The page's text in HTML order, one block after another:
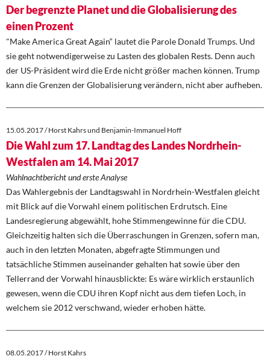
Der begrenzte Planet und die Globalisierung des
einen Prozent
"Make America Great Again“ lautet die Parole Donald Trumps. Und
sie geht notwendigerweise zu Lasten des globalen Rests. Denn auch
der US-Präsident wird die Erde nicht größer machen können. Trump
kann die Grenzen der Globalisierung verändern, nicht aber aufheben.
15.05.2017 / Horst Kahrs und Benjamin-Immanuel Hoff
Die Wahl zum 17. Landtag des Landes Nordrhein-
Westfalen am 14. Mai 2017
Wahlnachtbericht und erste Analyse
Das Wahlergebnis der Landtagswahl in Nordrhein-Westfalen gleicht
mit Blick auf die Vorwahl einem politischen Erdrutsch. Eine
Landesregierung abgewählt, hohe Stimmengewinne für die CDU.
Gleichzeitig halten sich die Überraschungen in Grenzen, sofern man,
auch in den letzten Monaten, abgefragte Stimmungen und
tatsächliche Stimmen auseinander gehalten hat sowie über den
Tellerrand der Vorwahl hinausblickte: Es wäre wirklich erstaunlich
gewesen, wenn die CDU ihren Kopf nicht aus dem tiefen Loch, in
welchem sie 2012 verschwand, wieder erhoben hätte.
08.05.2017 / Horst Kahrs